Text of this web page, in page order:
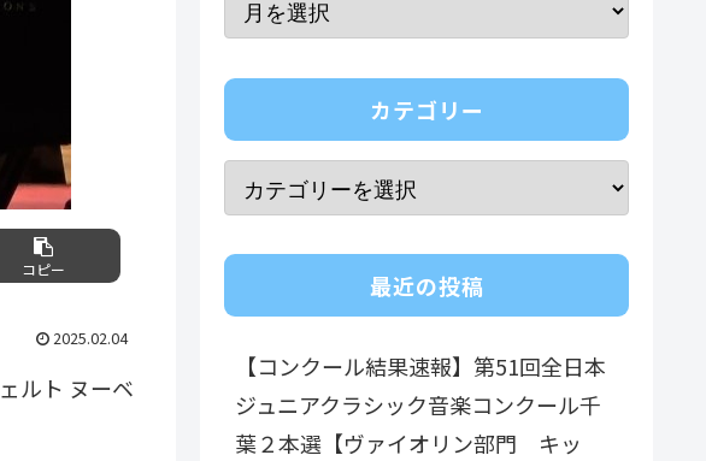
コピー
2025.02.04
ルト ヌーベ
カテゴリー
最近の投稿
【コンクール結果速報】第51回全日本
ジュニアクラシック音楽コンクール千
葉２本選【ヴァイオリン部門 キッ